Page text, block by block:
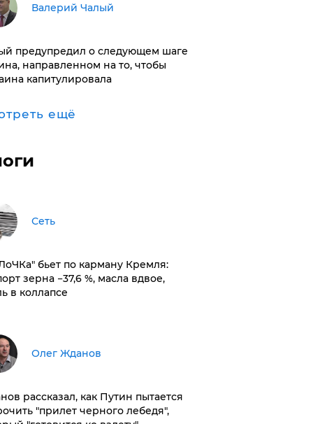
Валерий Чалый
предупредил о следующем шаге
направленном на то, чтобы
капитулировала
ещё
Сеть
бьет по карману Кремля:
зерна −37,6 %, масла вдвое,
в коллапсе
Олег Жданов
рассказал, как Путин пытается
"прилет черного лебедя",